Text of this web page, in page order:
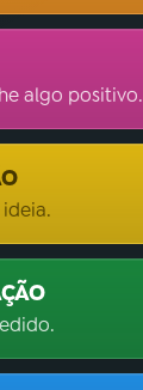
algo positivo.